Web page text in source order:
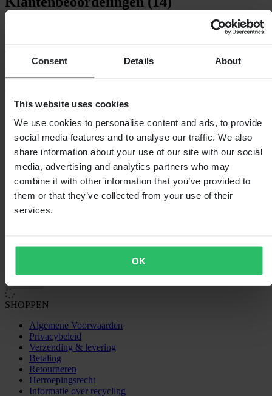
Consent Details About
This website uses cookies
We use cookies to personalise content and ads, to provide
social media features and to analyse our traffic. We also
share information about your use of our site with our social
media, advertising and analytics partners who may
combine it with other information that you’ve provided to
them or that they’ve collected from your use of their
services.
OK
11
4
3
0
2
1
0
Laden...
SHOPPEN
Algemene Voorwaarden
Privacybeleid
Verzending & levering
Betaling
Retourneren
Herroepingsrecht
Informatie over recycling